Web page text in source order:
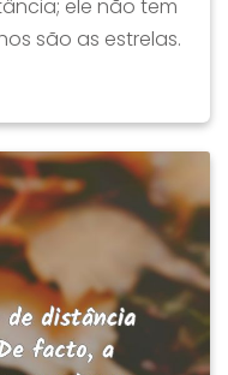
ele não tem
são as estrelas.